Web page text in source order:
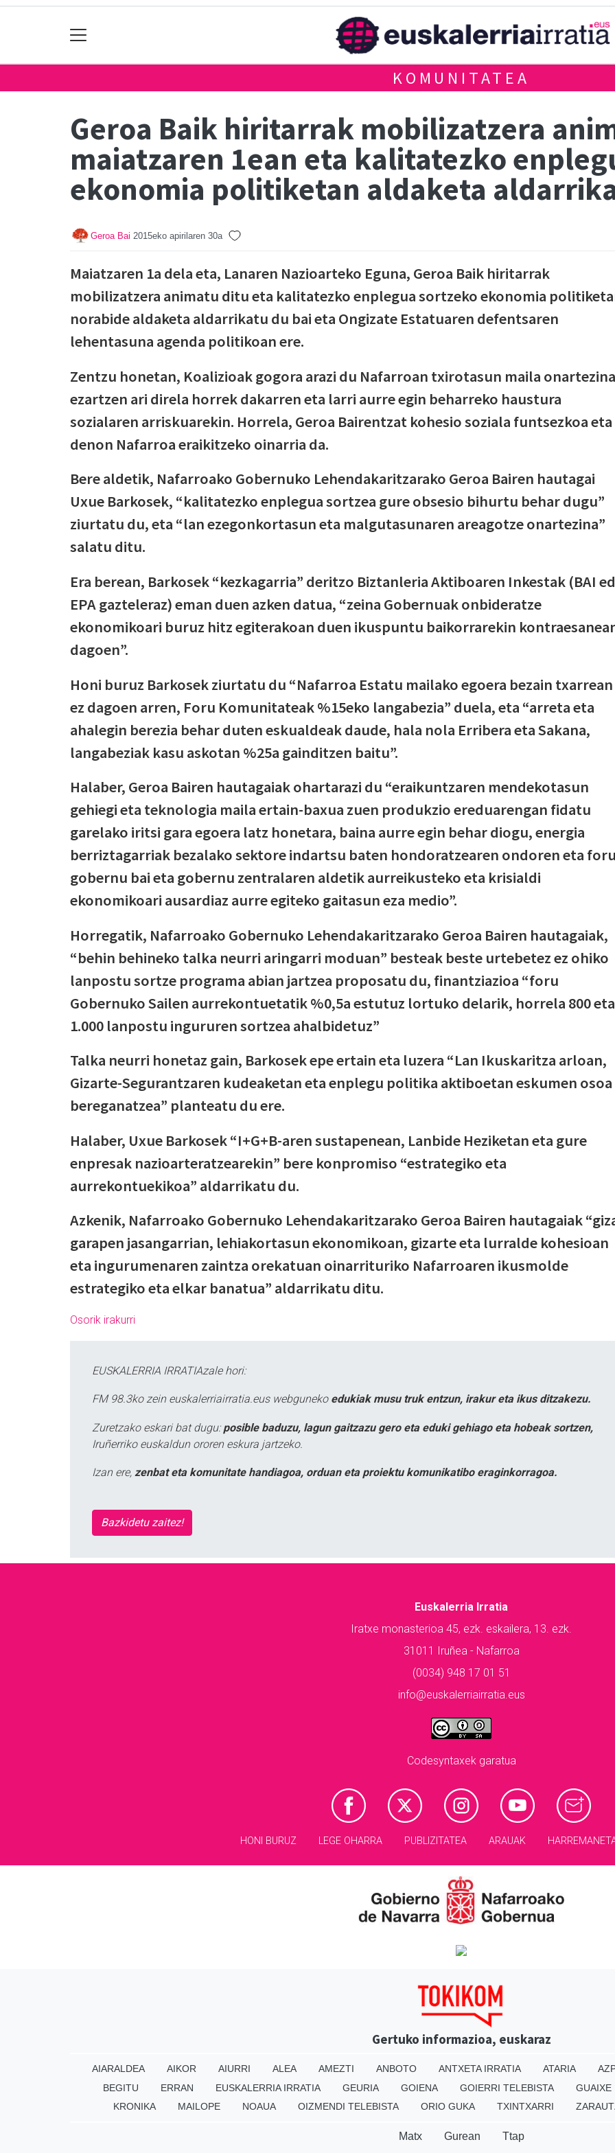
KOMUNITATEA
Geroa Baik hiritarrak mobilizatzera
maiatzaren 1ean eta kalitatezko
ekonomia politiketan aldaketa
Geroa Bai 2015eko apirilaren 30a
Maiatzaren 1a dela eta, Lanaren Nazioarteko Eguna, Geroa Baik hiritarrak
mobilizatzera animatu ditu eta kalitatezko enplegua sortzeko ekonomia
norabide aldaketa aldarrikatu du bai eta Ongizate Estatuaren defentsaren
lehentasuna agenda politikoan ere.
Zentzu honetan, Koalizioak gogora arazi du Nafarroan txirotasun maila
ezartzen ari direla horrek dakarren eta larri aurre egin beharreko haustura
sozialaren arriskuarekin. Horrela, Geroa Bairentzat kohesio soziala funtsezkoa eta
denon Nafarroa eraikitzeko oinarria da.
Bere aldetik, Nafarroako Gobernuko Lehendakaritzarako Geroa Bairen hautagai
Uxue Barkosek, “kalitatezko enplegua sortzea gure obsesio bihurtu behar dugu”
ziurtatu du, eta “lan ezegonkortasun eta malgutasunaren areagotze onartezina”
salatu ditu.
Era berean, Barkosek “kezkagarria” deritzo Biztanleria Aktiboaren Inkestak (BAI
EPA gazteleraz) eman duen azken datua, “zeina Gobernuak onbideratze
ekonomikoari buruz hitz egiterakoan duen ikuspuntu baikorrarekin
dagoen”.
Honi buruz Barkosek ziurtatu du “Nafarroa Estatu mailako egoera bezain txarrean
ez dagoen arren, Foru Komunitateak %15eko langabezia” duela, eta “arreta eta
ahalegin berezia behar duten eskualdeak daude, hala nola Erribera eta Sakana,
langabeziak kasu askotan %25a gainditzen baitu”.
Halaber, Geroa Bairen hautagaiak ohartarazi du “eraikuntzaren mendekotasun
gehiegi eta teknologia maila ertain-baxua zuen produkzio ereduarengan fidatu
garelako iritsi gara egoera latz honetara, baina aurre egin behar diogu, energia
berriztagarriak bezalako sektore indartsu baten hondoratzearen ondoren eta foru
gobernu bai eta gobernu zentralaren aldetik aurreikusteko eta krisialdi
ekonomikoari ausardiaz aurre egiteko gaitasun eza medio”.
Horregatik, Nafarroako Gobernuko Lehendakaritzarako Geroa Bairen hautagaiak,
“behin behineko talka neurri aringarri moduan” besteak beste urtebetez ez ohiko
lanpostu sortze programa abian jartzea proposatu du, finantziazioa “foru
Gobernuko Sailen aurrekontuetatik %0,5a estutuz lortuko delarik, horrela 800 eta
1.000 lanpostu ingururen sortzea ahalbidetuz”
Talka neurri honetaz gain, Barkosek epe ertain eta luzera “Lan Ikuskaritza arloan,
Gizarte-Segurantzaren kudeaketan eta enplegu politika aktiboetan eskumen osoa
bereganatzea” planteatu du ere.
Halaber, Uxue Barkosek “I+G+B-aren sustapenean, Lanbide Heziketan eta gure
enpresak nazioarteratzearekin” bere konpromiso “estrategiko eta
aurrekontuekikoa” aldarrikatu du.
Azkenik, Nafarroako Gobernuko Lehendakaritzarako Geroa Bairen hautagaiak
garapen jasangarrian, lehiakortasun ekonomikoan, gizarte eta lurralde kohesioan
eta ingurumenaren zaintza orekatuan oinarrituriko Nafarroaren ikusmolde
estrategiko eta elkar banatua” aldarrikatu ditu.
Osorik irakurri
EUSKALERRIA IRRATIAzale hori:
FM 98.3ko zein euskalerriairratia.eus webguneko edukiak musu truk entzun, irakur eta ikus ditzakezu.
Zuretzako eskari bat dugu: posible baduzu, lagun gaitzazu gero eta eduki gehiago eta hobeak sortzen,
Iruñerriko euskaldun ororen eskura jartzeko.
Izan ere, zenbat eta komunitate handiagoa, orduan eta proiektu komunikatibo eraginkorragoa.
Bazkidetu zaitez!
Euskalerria Irratia
Iratxe monasterioa 45, ezk. eskailera, 13. ezk.
31011 Iruñea - Nafarroa
(0034) 948 17 01 51
info@euskalerriairratia.eus
Codesyntaxek garatua
HONI BURUZ LEGE OHARRA PUBLIZITATEA ARAUAK
Gertuko informazioa, euskaraz
AIARALDEA AIKOR AIURRI ALEA AMEZTI ANBOTO ANTXETA IRRATIA ATARIA
BEGITU
ERRAN EUSKALERRIA IRRATIA GEURIA GOIENA GOIERRI TELEBISTA GUAIXE
KRONIKA
MAILOPE NOAUA OIZMENDI TELEBISTA ORIO GUKA TXINTXARRI
Matx Gurean Ttap